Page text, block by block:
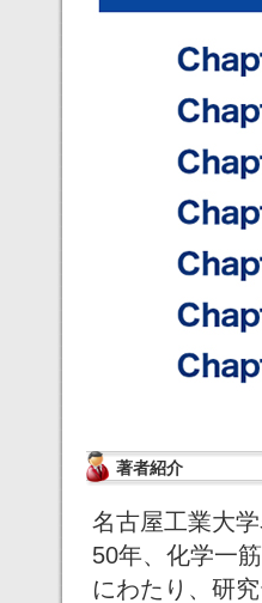
著者紹介
名古屋工業大
50年、化学一
にわたり、研